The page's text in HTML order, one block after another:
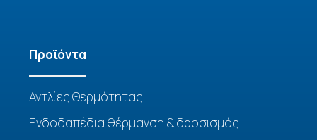
Προϊόντα
Αντλίες Θερμότητας
Ενδοδαπέδια θέρμανση & δροσισμός